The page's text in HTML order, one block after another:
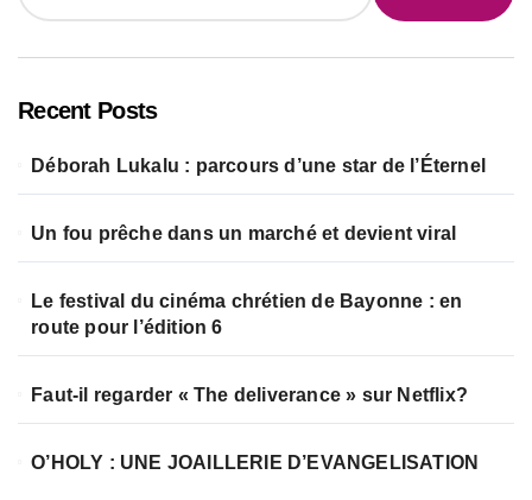
Recent Posts
Déborah Lukalu : parcours d’une star de l’Éternel
Un fou prêche dans un marché et devient viral
Le festival du cinéma chrétien de Bayonne : en
route pour l’édition 6
Faut-il regarder « The deliverance » sur Netflix?
O’HOLY : UNE JOAILLERIE D’EVANGELISATION